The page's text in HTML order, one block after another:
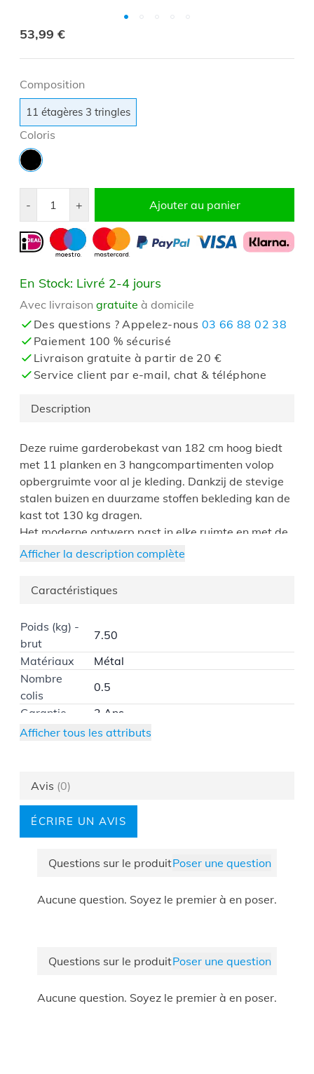
53,99 €
Composition
11 étagères 3 tringles
Coloris
- + Ajouter au panier
En Stock: Livré 2-4 jours
Avec livraison gratuite à domicile
Des questions ? Appelez-nous 03 66 88 02 38
Paiement 100 % sécurisé
Livraison gratuite à partir de 20 €
Service client par e-mail, chat & téléphone
Description
Deze ruime garderobekast van 182 cm hoog biedt
met 11 planken en 3 hangcompartimenten volop
opbergruimte voor al je kleding. Dankzij de stevige
stalen buizen en duurzame stoffen bekleding kan de
kast tot 130 kg dragen.
Het moderne ontwerp past in elke ruimte en met de
meegeleverde anti-kantelset en eenvoudige
gebruiksvriendelijk.
Afficher la description complète
Caractéristiques
Poids (kg) -
brut
7.50
Matériaux
Métal
Nombre
colis
0.5
Garantie
2 Ans
Montage
A monter soi-même à l’aide de la
(cm)
(cm)
43
de l'armoire
Avec étagères
Fixation
Sur pied
Composition
11 étagères 3 tringles
Afficher tous les attributs
Avis (0)
ÉCRIRE UN AVIS
Questions sur le produitPoser une question
Aucune question. Soyez le premier à en poser.
Questions sur le produitPoser une question
Aucune question. Soyez le premier à en poser.